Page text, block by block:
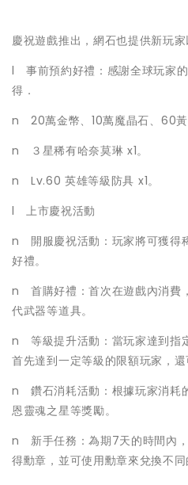
慶祝遊戲推出，網石也提供新玩家
l 事前預約好禮：感謝全球玩家
得．
n 20萬金幣、10萬魔晶石、60黃
n ３星稀有哈奈莫琳 x1。
n Lv.60 英雄等級防具 x1。
l 上市慶祝活動
n 開服慶祝活動：玩家將可獲得
好禮。
n 首購好禮：首次在遊戲內消費
代武器等道具。
n 等級提升活動：當玩家達到指
首先達到一定等級的限額玩家，還
n 鑽石消耗活動：根據玩家消耗
恩靈魂之星等獎勵。
n 新手任務：為期7天的時間內
得勳章，並可使用勳章來兌換不同